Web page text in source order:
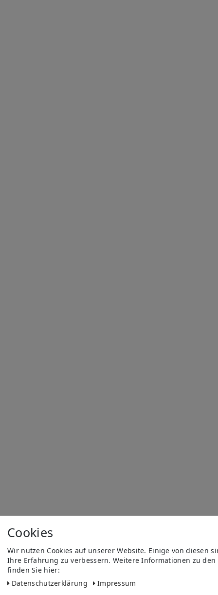
Cookies
Wir nutzen Cookies auf unserer Website. Einige von diesen
Ihre Erfahrung zu verbessern. Weitere Informationen zu
finden Sie hier:
Daten­schutz­erklärung
Impressum